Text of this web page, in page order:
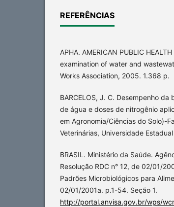
REFERÊNCIAS
APHA. AMERICAN PUBLIC
examination of water and
Works Association, 2005. 1.368 p.
BARCELOS, J. C. Desempenho da
de água e doses de nitrogênio
em Agronomia/Ciências do Solo)-
Veterinárias, Universidade
BRASIL. Ministério da Saúde.
Resolução RDC n° 12, de 02/01/
Padrões Microbiológicos para
02/01/2001a. p.1-54. Seção 1.
http://portal.anvisa.gov.br/wps/